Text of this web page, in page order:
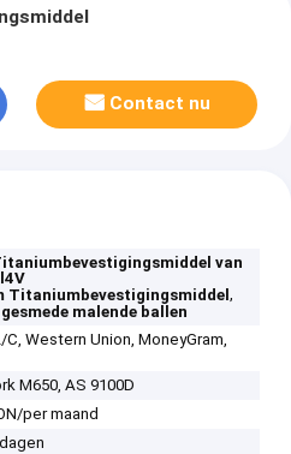
Contact nu
van
Titaniumbevestigingsmiddel,
malende ballen
C, Western Union, MoneyGram,
M650, AS 9100D
per maand